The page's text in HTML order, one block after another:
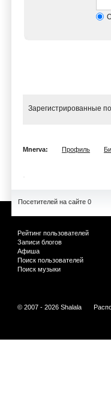
Зарегистрированные
Mnerva: Профиль
Посетителей на сайте 0
Рейтинг пользователей
Записи блогов
Афиша
Поиск пользователей
Поиск музыки
© 2007 - 2026 Shalala